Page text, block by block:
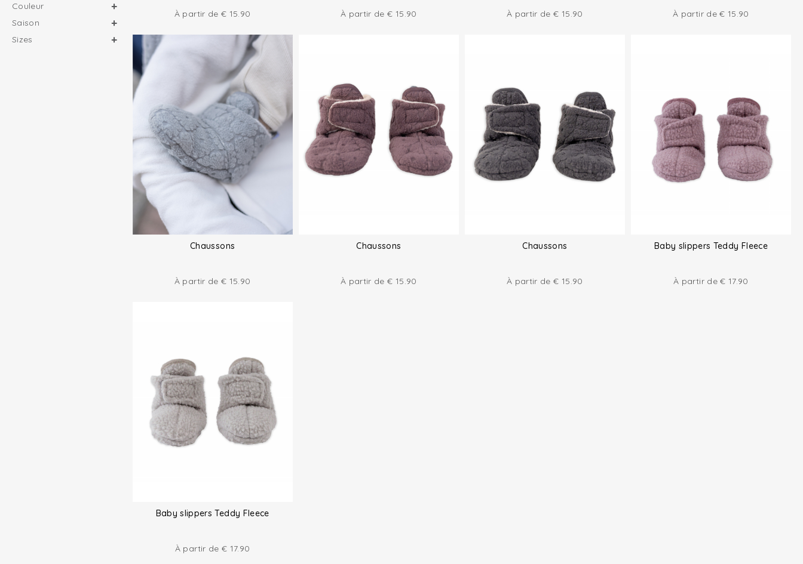
Couleur
Saison
Sizes
À partir de € 15.90 À partir de€ 15.90 À partir de€ 15.90 À partir de€ 15.90
Chaussons
À partir de € 15.90
Chaussons
À partir de€ 15.90
Chaussons
À partir de€ 15.90
Baby slippers Teddy Fleece
À partir de€ 17.90
Baby slippers Teddy Fleece
À partir de € 17.90